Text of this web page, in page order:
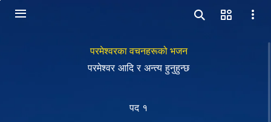
परमेश्‍वरका वचनहरूको भजन
परमेश्‍वर आदि र अन्त्य हुनुहुन्छ
पद १